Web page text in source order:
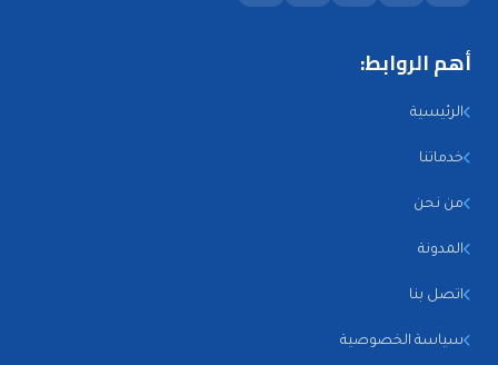
أهم الروابط:
الرئيسية
خدماتنا
من نحن
المدونة
اتصل بنا
سياسة الخصوصية